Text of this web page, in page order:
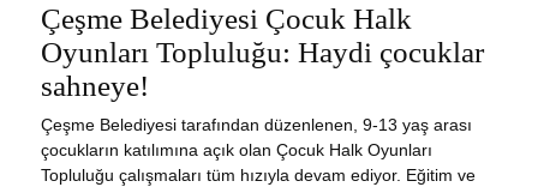
Çeşme Belediyesi Çocuk Halk
Oyunları Topluluğu: Haydi çocuklar
sahneye!
Çeşme Belediyesi tarafından düzenlenen, 9-13 yaş arası
çocukların katılımına açık olan Çocuk Halk Oyunları
Topluluğu çalışmaları tüm hızıyla devam ediyor. Eğitim ve